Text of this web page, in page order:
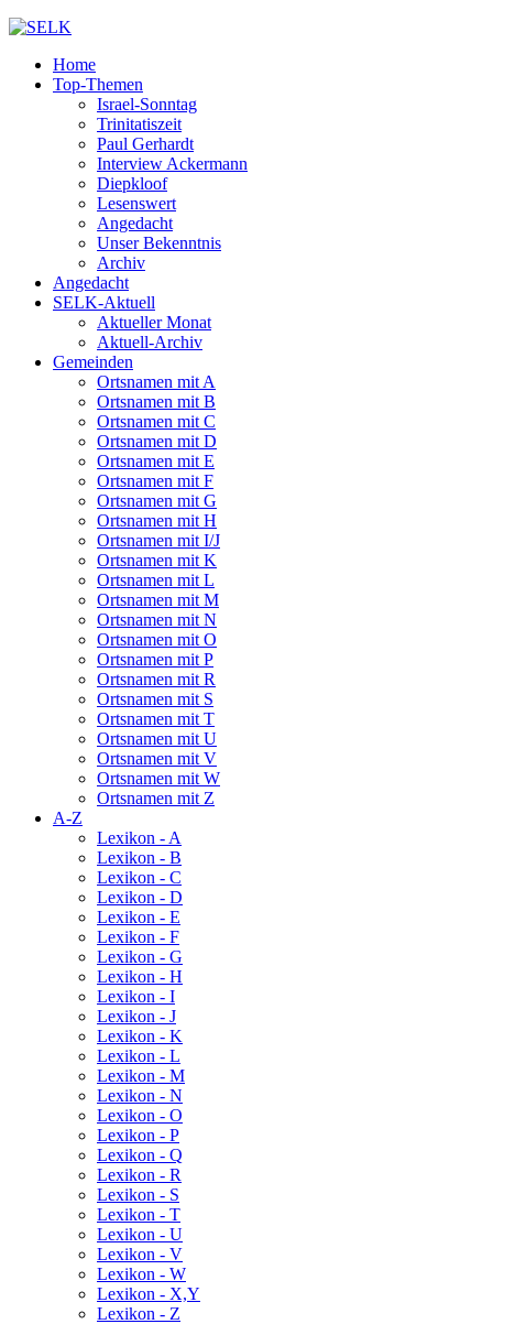
Home
Top-Themen
Israel-Sonntag
Trinitatiszeit
Paul Gerhardt
Interview Ackermann
Diepkloof
Lesenswert
Angedacht
Unser Bekenntnis
Archiv
Angedacht
SELK-Aktuell
Aktueller Monat
Aktuell-Archiv
Gemeinden
Ortsnamen mit A
Ortsnamen mit B
Ortsnamen mit C
Ortsnamen mit D
Ortsnamen mit E
Ortsnamen mit F
Ortsnamen mit G
Ortsnamen mit H
Ortsnamen mit I/J
Ortsnamen mit K
Ortsnamen mit L
Ortsnamen mit M
Ortsnamen mit N
Ortsnamen mit O
Ortsnamen mit P
Ortsnamen mit R
Ortsnamen mit S
Ortsnamen mit T
Ortsnamen mit U
Ortsnamen mit V
Ortsnamen mit W
Ortsnamen mit Z
A-Z
Lexikon - A
Lexikon - B
Lexikon - C
Lexikon - D
Lexikon - E
Lexikon - F
Lexikon - G
Lexikon - H
Lexikon - I
Lexikon - J
Lexikon - K
Lexikon - L
Lexikon - M
Lexikon - N
Lexikon - O
Lexikon - P
Lexikon - Q
Lexikon - R
Lexikon - S
Lexikon - T
Lexikon - U
Lexikon - V
Lexikon - W
Lexikon - X,Y
Lexikon - Z